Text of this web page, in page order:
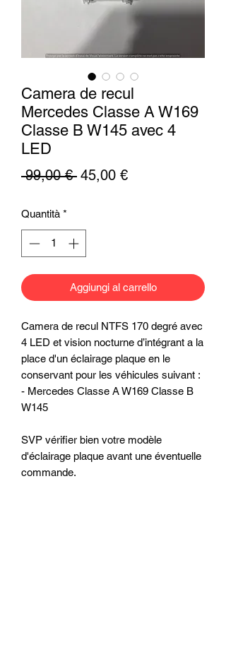
Camera de recul
Mercedes Classe A W169
Classe B W145 avec 4
LED
99,00 € Prezzo
45,00 €Prezzo
Quantità *
Aggiungi al carrello
Camera de recul NTFS 170 degré avec
4 LED et vision nocturne d’intégrant a la
place d'un éclairage plaque en le
conservant pour les véhicules suivant :
- Mercedes Classe A W169 Classe B
W145
SVP vérifier bien votre modèle
d'éclairage plaque avant une éventuelle
commande.